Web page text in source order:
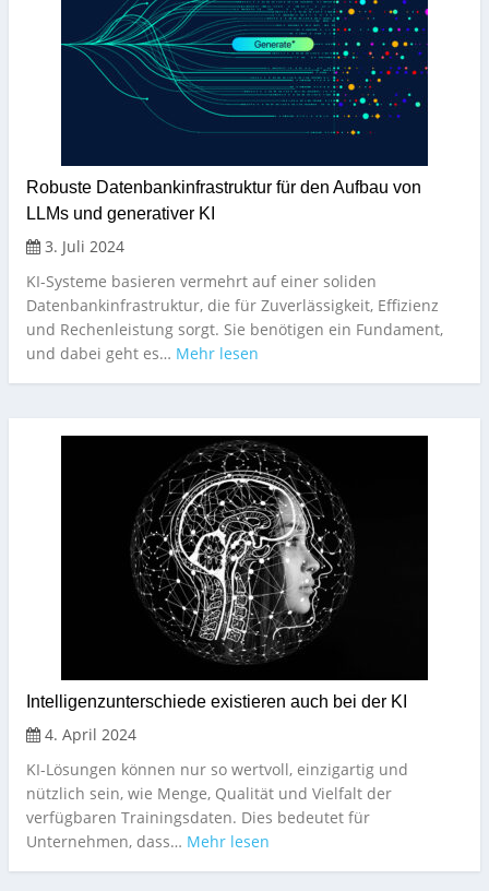
Robuste Datenbankinfrastruktur für den Aufbau von
LLMs und generativer KI
3. Juli 2024
KI-Systeme basieren vermehrt auf einer soliden
Datenbankinfrastruktur, die für Zuverlässigkeit, Effizienz
und Rechenleistung sorgt. Sie benötigen ein Fundament,
und dabei geht es… Mehr lesen
Intelligenzunterschiede existieren auch bei der KI
4. April 2024
KI-Lösungen können nur so wertvoll, einzigartig und
nützlich sein, wie Menge, Qualität und Vielfalt der
verfügbaren Trainingsdaten. Dies bedeutet für
Unternehmen, dass… Mehr lesen